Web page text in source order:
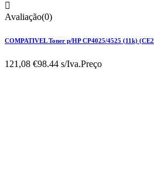

Avaliação(0)
COMPATIVEL Toner p/HP CP4025/4525 (11k)
121,08 €98.44 s/Iva.Preço